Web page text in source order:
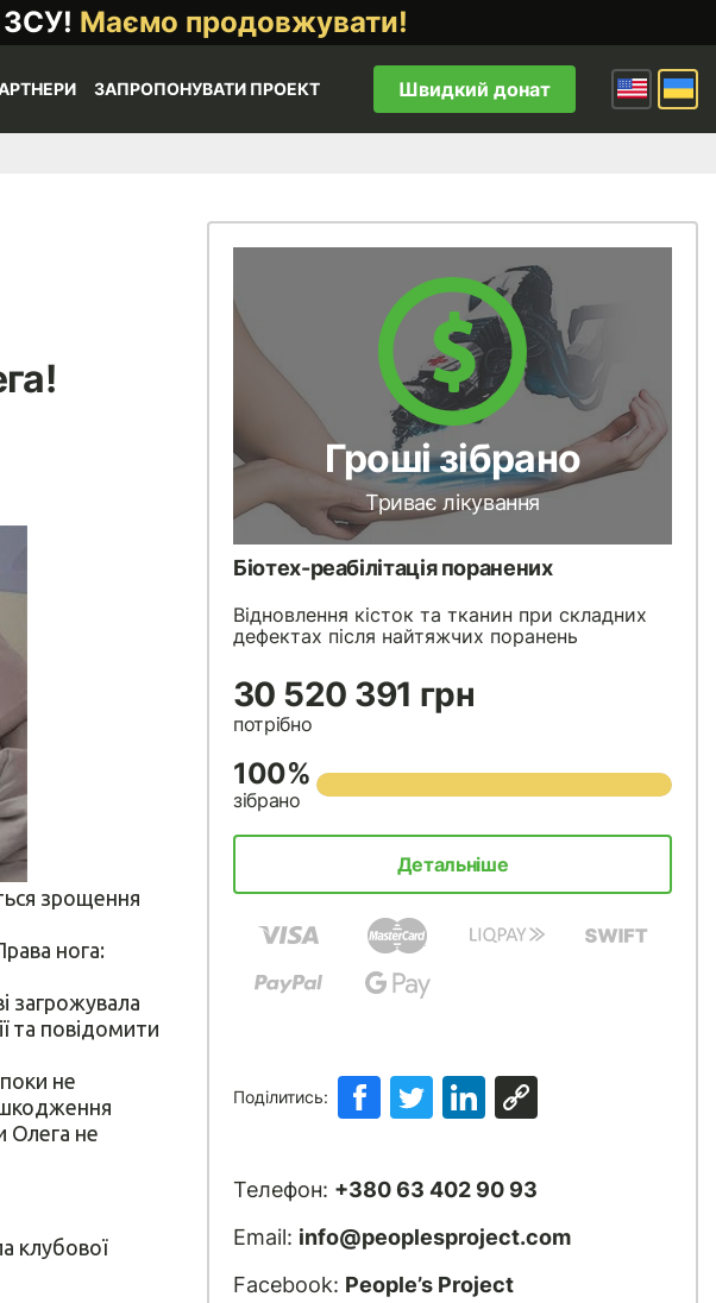
ЗСУ! Маємо продовжувати!
ЗАПРОПОНУВАТИ ПРОЕКТ Швидкий донат
зрощення
нога:
загрожувала
та повідомити
не
Олега не
клубової
Гроші зібрано
Триває лікування
Біотех-реабілітація поранених
Відновлення кісток та тканин при складних
дефектах після найтяжчих поранень
30 520 391 грн
потрібно
100%
зібрано
Детальніше
Поділитись:
Телефон: +380 63 402 90 93
Email: info@peoplesproject.com
Facebook: People’s Project